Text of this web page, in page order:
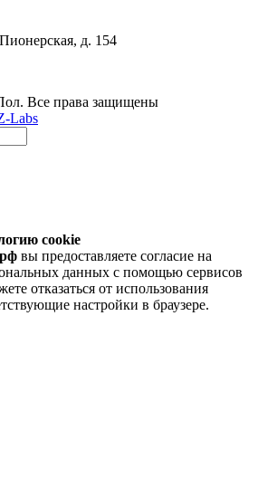
д. 154
Все права защищены
Labs
cookie
вы предоставляете согласие на
данных с помощью сервисов
отказаться от использования
настройки в браузере.